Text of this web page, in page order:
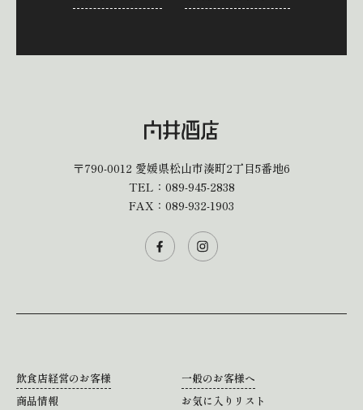
〒790-0012 愛媛県松山市湊町2丁目5番地6
TEL： 089-945-2838
FAX：089-932-1903
飲食店経営のお客様
一般のお客様へ
商品情報
お気に入りリスト